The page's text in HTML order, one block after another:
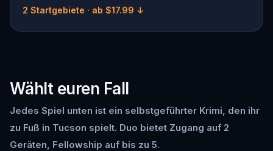
2 Startgebiete · ab $17.99 ↓
Wählt euren Fall
Jedes Spiel unten ist ein selbstgeführter Krimi, den ihr
zu Fuß in Tucson spielt. Duo bietet Zugang auf 2
Geräten, Fellowship auf bis zu 5.